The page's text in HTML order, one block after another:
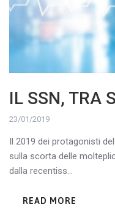
IL SSN, TRA
23/01/2019
Il 2019 dei protagonisti
sulla scorta delle
dalla recentiss...
READ MORE